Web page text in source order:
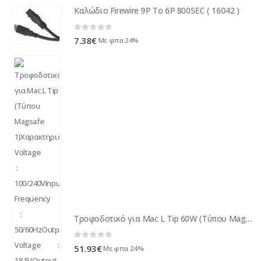
Καλώδιο Firewire 9P To 6P 800SEC ( 16042 )
7.38€ Με φπα 24%
Τροφοδοτικό για Mac L Tip 60W (Τύπου Μagsafe 1)
51.93€ Με φπα 24%